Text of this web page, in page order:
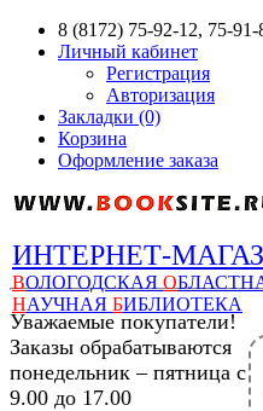
8 (8172) 75-92-12, 75-91-
Личный кабинет
Регистрация
Авторизация
Закладки (0)
Корзина
Оформление заказа
ИНТЕРНЕТ-
ВОЛОГОДСКАЯ О
НАУЧНАЯ БИБЛИОТЕКА
Уважаемые покупатели!
Заказы обрабатываются
понедельник – пятница с
9.00 до 17.00